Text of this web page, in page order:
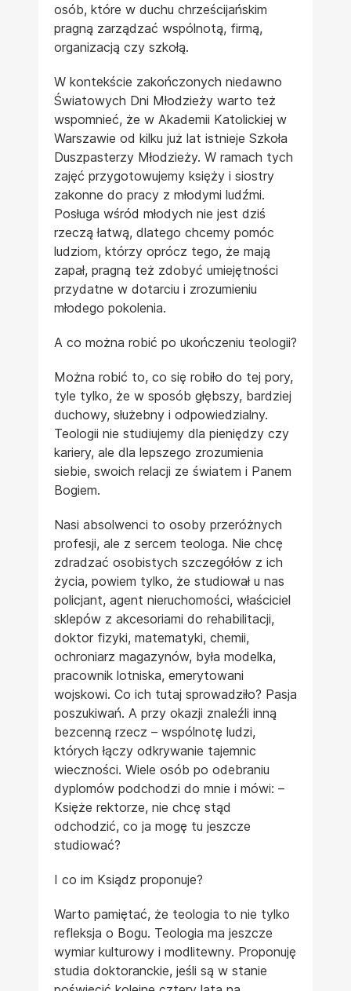
osób, które w duchu chrześcijańskim
pragną zarządzać wspólnotą, firmą,
organizacją czy szkołą.
W kontekście zakończonych niedawno
Światowych Dni Młodzieży warto też
wspomnieć, że w Akademii Katolickiej w
Warszawie od kilku już lat istnieje Szkoła
Duszpasterzy Młodzieży. W ramach tych
zajęć przygotowujemy księży i siostry
zakonne do pracy z młodymi ludźmi.
Posługa wśród młodych nie jest dziś
rzeczą łatwą, dlatego chcemy pomóc
ludziom, którzy oprócz tego, że mają
zapał, pragną też zdobyć umiejętności
przydatne w dotarciu i zrozumieniu
młodego pokolenia.
A co można robić po ukończeniu teologii?
Można robić to, co się robiło do tej pory,
tyle tylko, że w sposób głębszy, bardziej
duchowy, służebny i odpowiedzialny.
Teologii nie studiujemy dla pieniędzy czy
kariery, ale dla lepszego zrozumienia
siebie, swoich relacji ze światem i Panem
Bogiem.
Nasi absolwenci to osoby przeróżnych
profesji, ale z sercem teologa. Nie chcę
zdradzać osobistych szczegółów z ich
życia, powiem tylko, że studiował u nas
policjant, agent nieruchomości, właściciel
sklepów z akcesoriami do rehabilitacji,
doktor fizyki, matematyki, chemii,
ochroniarz magazynów, była modelka,
pracownik lotniska, emerytowani
wojskowi. Co ich tutaj sprowadziło? Pasja
poszukiwań. A przy okazji znaleźli inną
bezcenną rzecz – wspólnotę ludzi,
których łączy odkrywanie tajemnic
wieczności. Wiele osób po odebraniu
dyplomów podchodzi do mnie i mówi: –
Księże rektorze, nie chcę stąd
odchodzić, co ja mogę tu jeszcze
studiować?
I co im Ksiądz proponuje?
Warto pamiętać, że teologia to nie tylko
refleksja o Bogu. Teologia ma jeszcze
wymiar kulturowy i modlitewny. Proponuję
studia doktoranckie, jeśli są w stanie